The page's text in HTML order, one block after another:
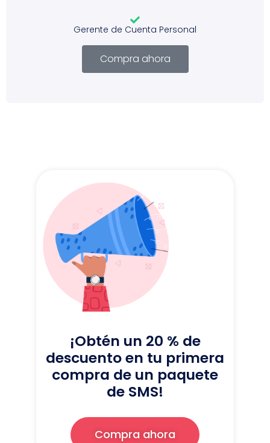
Gerente de Cuenta Personal
Compra ahora
¡Obtén un 20 % de
descuentoen tu primera
compra de un paquete
de SMS!
Compra ahora